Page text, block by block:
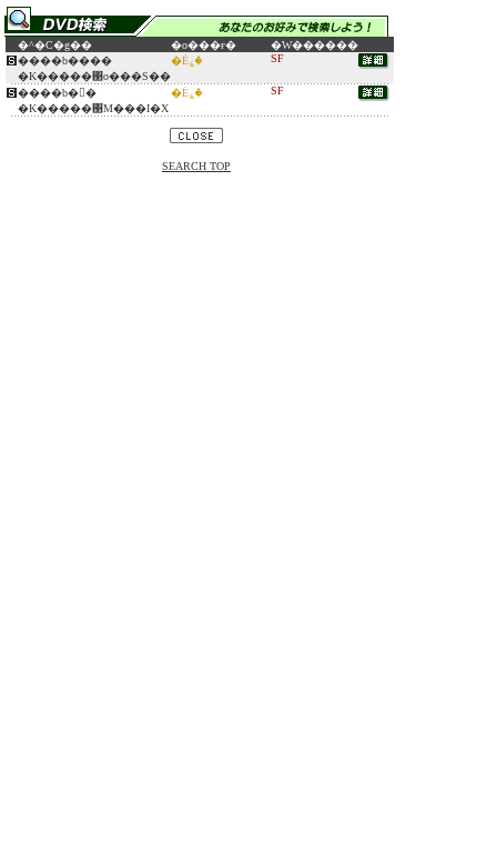
�^�C�g�� �o���ғ�
�W������
����b����
�K�����΃o���S��
�Ė؏� SF
����b�󒆐�
�K�����΃M���I�X
�Ė؏� SF
SEARCH TOP